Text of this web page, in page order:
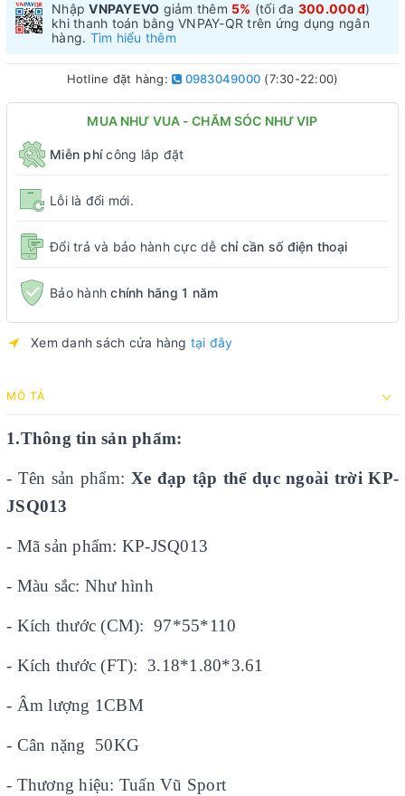
NhậpVNPAYEVO giảm thêm 5% (tối đa 300.000đ)
khi thanh toán bằng VNPAY-QR trên ứng dụng ngân
hàng. Tìm hiểu thêm
Hotline đặt hàng: 0983049000 (7:30-22:00)
MUA NHƯ VUA - CHĂM SÓC NHƯ VIP
Miễn phícông lắp đặt
Lỗi là đổi mới.
Đổi trả và bảo hành cực dễ chỉ cần số điện thoại
Bảo hànhchính hãng 1 năm
Xem danh sách cửa hàng tại đây
MÔ TẢ
1.Thông tin sản phẩm:
- Tên sản phẩm: Xe đạp tập thể dục ngoài trời KP-
JSQ013
- Mã sản phẩm: KP-JSQ013
- Màu sắc: Như hình
- Kích thước (CM): 97*55*110
- Kích thước (FT): 3.18*1.80*3.61
- Âm lượng 1CBM
- Cân nặng 50KG
- Thương hiệu: Tuấn Vũ Sport